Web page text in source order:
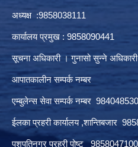
अध्यक्ष :9858038111
कार्यालय प्रमुख : 9858090441
सूचना अधिकारी । गुनासो सुन्ने
आपातकालीन सम्पर्क नम्बर
एम्बुलेन्स सेवा सम्पर्क नम्बर
ईलका प्रहरी कार्यालय ,शान्तिबजार
पशुपतिनगर प्रहरी पोष्ट 9858047100